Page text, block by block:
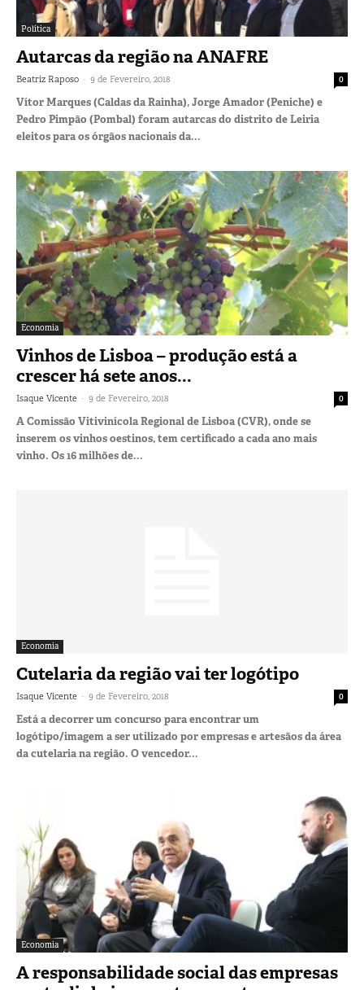
Política
Autarcas da região na ANAFRE
Beatriz Raposo - 9 de Fevereiro, 2018 0
Vítor Marques (Caldas da Rainha), Jorge Amador (Peniche) e
Pedro Pimpão (Pombal) foram autarcas do distrito de Leiria
eleitos para os órgãos nacionais da...
Economia
Vinhos de Lisboa – produção está a
crescer há sete anos...
Isaque Vicente - 9 de Fevereiro, 2018 0
A Comissão Vitivinícola Regional de Lisboa (CVR), onde se
inserem os vinhos oestinos, tem certificado a cada ano mais
vinho. Os 16 milhões de...
Economia
Cutelaria da região vai ter logótipo
Isaque Vicente - 9 de Fevereiro, 2018 0
Está a decorrer um concurso para encontrar um
logótipo/imagem a ser utilizado por empresas e artesãos da área
da cutelaria na região. O vencedor...
Economia
A responsabilidade social das empresas